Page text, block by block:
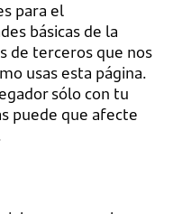
para el
básicas de la
de terceros que nos
usas esta página.
sólo con tu
puede que afecte